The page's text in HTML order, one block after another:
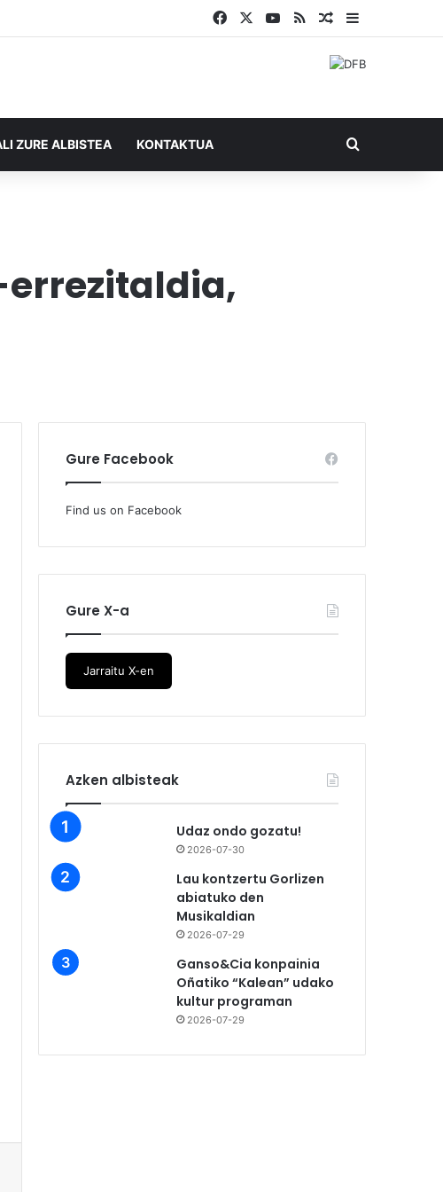
Facebook YouTube
RSS Ausazko
ZURE ALBISTEA KONTAKTUA
errezitaldia,
Gure Facebook
Find us on Facebook
Gure X-a
Jarraitu X-en
Azken albisteak
Udaz ondo gozatu!
2026-07-30
Lau kontzertu Gorlizen
abiatuko den
Musikaldian
2026-07-29
Ganso&Cia konpainia
Oñatiko “Kalean” udako
kultur programan
2026-07-29